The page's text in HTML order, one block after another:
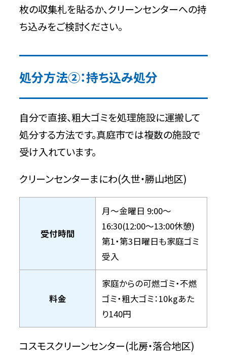
枚の収集札を貼るか、クリーンセンターへの持
ち込みをご検討ください。
処分方法②：持ち込み処分
自分で直接、粗大ゴミを処理施設に運搬して
処分する方法です。真庭市では複数の施設で
受け入れています。
クリーンセンターまにわ(久世・勝山地区)
受付時間
月～金曜日 9:00～
16:30(12:00～13:00休憩)
第1・第3日曜日も家庭ゴミ
受入
料金
家庭からの可燃ゴミ・不燃
ゴミ・粗大ゴミ：10kgあた
り140円
コスモスクリーンセンター(北房・落合地区)